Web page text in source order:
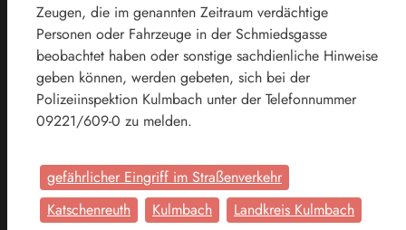
Zeugen, die im genannten Zeitraum verdächtige
Personen oder Fahrzeuge in der Schmiedsgasse
beobachtet haben oder sonstige sachdienliche Hinweise
geben können, werden gebeten, sich bei der
Polizeiinspektion Kulmbach unter der Telefonnummer
09221/609-0 zu melden.
gefährlicher Eingriff im Straßenverkehr
Katschenreuth
Kulmbach
Landkreis Kulmbach